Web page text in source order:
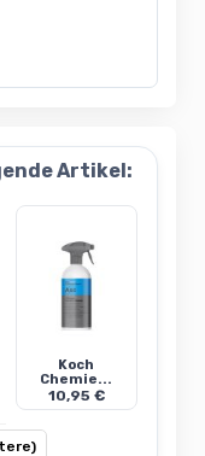
Artikel:
Koch
Chemie...
10,95 €